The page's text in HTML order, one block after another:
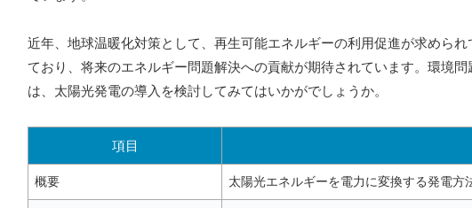
近年、地球温暖化対策として、再生可能エネルギーの利用促進が求めら
ており、将来のエネルギー問題解決への貢献が期待されています。環境
は、太陽光発電の導入を検討してみてはいかがでしょうか。
項目
概要 太陽光エネルギーを電力に変換する発電方